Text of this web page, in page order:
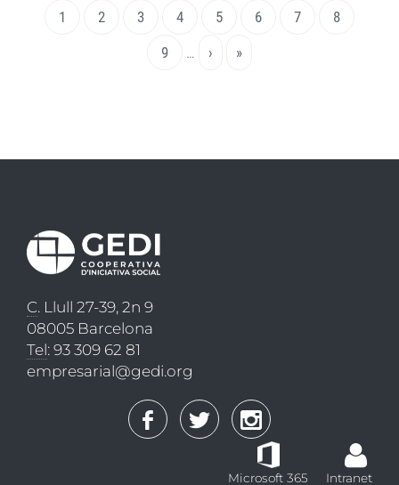
PaginacióPàgina
1 Page
2 Page
3 Page
4 Page
5 Page
6 Page
7 Page
8
Page
9 …
Pàgina
›
Última
»
C. Llull 27-39, 2n 9
08005 Barcelona
Tel: 93 309 62 81
empresarial@gedi.org
Microsoft 365 Intranet